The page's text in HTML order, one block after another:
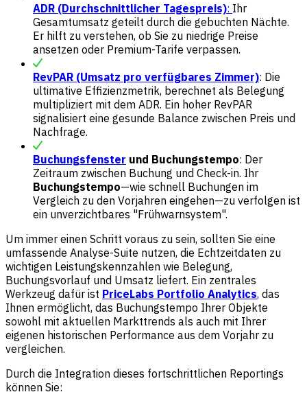
ADR (Durchschnittlicher Tagespreis): Ihr
Gesamtumsatz geteilt durch die gebuchten Nächte.
Er hilft zu verstehen, ob Sie zu niedrige Preise
ansetzen oder Premium-Tarife verpassen.
RevPAR (Umsatz pro verfügbares Zimmer): Die
ultimative Effizienzmetrik, berechnet als Belegung
multipliziert mit dem ADR. Ein hoher RevPAR
signalisiert eine gesunde Balance zwischen Preis und
Nachfrage.
Buchungsfenster und Buchungstempo: Der
Zeitraum zwischen Buchung und Check-in. Ihr
Buchungstempo—wie schnell Buchungen im
Vergleich zu den Vorjahren eingehen—zu verfolgen ist
ein unverzichtbares "Frühwarnsystem".
Um immer einen Schritt voraus zu sein, sollten Sie eine
umfassende Analyse-Suite nutzen, die Echtzeitdaten zu
wichtigen Leistungskennzahlen wie Belegung,
Buchungsvorlauf und Umsatz liefert. Ein zentrales
Werkzeug dafür ist PriceLabs Portfolio Analytics, das
Ihnen ermöglicht, das Buchungstempo Ihrer Objekte
sowohl mit aktuellen Markttrends als auch mit Ihrer
eigenen historischen Performance aus dem Vorjahr zu
vergleichen.
Durch die Integration dieses fortschrittlichen Reportings
können Sie: